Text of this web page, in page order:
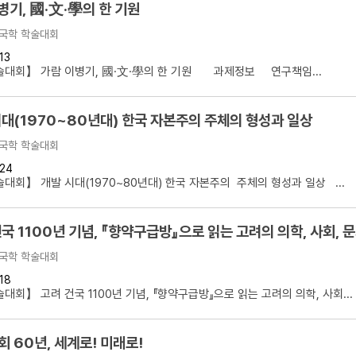
기, 國·文·學의 한 기원
학 학술대회
대회】 가람 이병기, 國·文·學의 한 기원 과제정보 연구책임...
대(1970~80년대) 한국 자본주의 주체의 형성과 일상
학 학술대회
대회】 개발 시대(1970~80년대) 한국 자본주의 주체의 형성과 일상 ...
1100년 기념, 『향약구급방』으로 읽는 고려의 의학, 사회,
학 학술대회
회】 고려 건국 1100년 기념, 『향약구급방』으로 읽는 고려의 의학, 사회...
60년, 세계로! 미래로!